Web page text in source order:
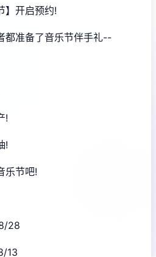
】开启预约!
都准备了音乐节伴手礼--
!
!
乐节吧!
28
13